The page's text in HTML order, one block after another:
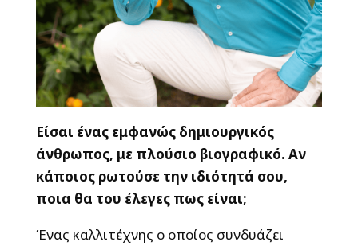
Είσαι ένας εμφανώς δημιουργικός
άνθρωπος, με πλούσιο βιογραφικό. Αν
κάποιος ρωτούσε την ιδιότητά σου,
ποια θα του έλεγες πως είναι;
Ένας καλλιτέχνης ο οποίος συνδυάζει